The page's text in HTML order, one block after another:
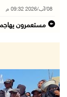
08/آب/2026 09:32 م
مستعمرون
الاحتلال يقتحم
08/آب/2026 08:27 م
إصابات